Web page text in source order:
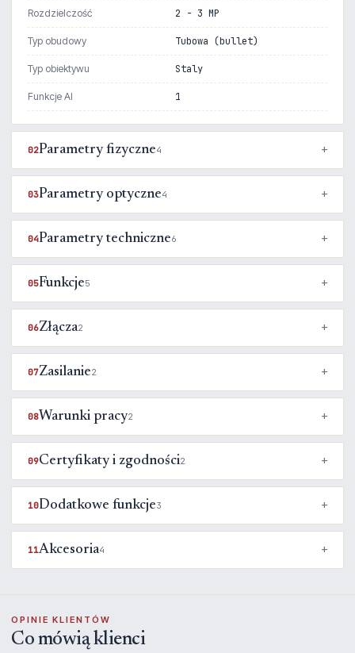
Rozdzielczość 2 - 3 MP
Typ obudowy Tubowa (bullet)
Typ obiektywu Staly
Funkcje AI 1
02Parametry fizyczne4
03Parametry optyczne4
04Parametry techniczne6
05Funkcje5
06Złącza2
07Zasilanie2
08Warunki pracy2
09Certyfikaty i zgodności2
10Dodatkowe funkcje3
11Akcesoria4
OPINIE KLIENTÓW
Co mówią klienci